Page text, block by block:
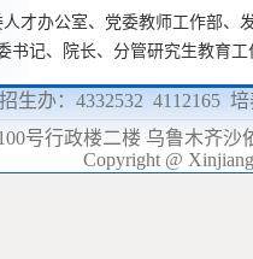
才办公室、党委教师工作部、
书记、院长、分管研究生教育
生办：4332532 4112165
号行政楼二楼 乌鲁木齐沙
Copyright @